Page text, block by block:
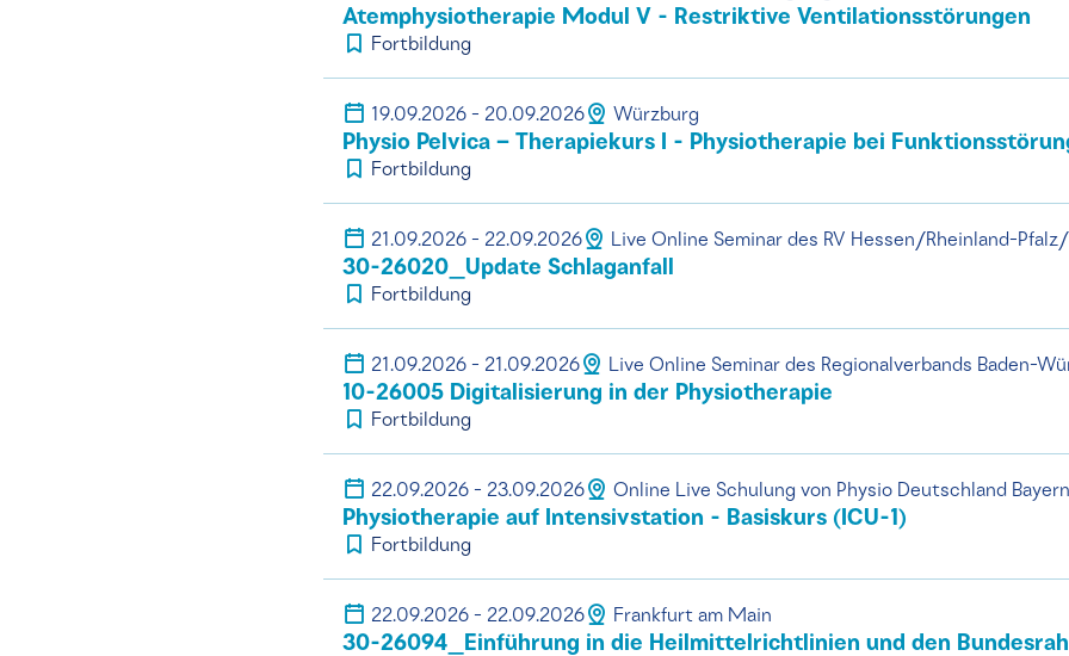
Atemphysiotherapie Modul V - Restriktive Ventilationsstörungen
Fortbildung
19.09.2026 - 20.09.2026 Würzburg
Physio Pelvica – Therapiekurs I - Physiotherapie bei
Fortbildung
21.09.2026 - 22.09.2026 Live Online Seminar des RV Hessen/Rheinland-
30-26020_Update Schlaganfall
Fortbildung
21.09.2026 - 21.09.2026 Live Online Seminar des Regionalverbands Baden-
10-26005 Digitalisierung in der Physiotherapie
Fortbildung
22.09.2026 - 23.09.2026 Online Live Schulung von Physio Deutschland Bayern
Physiotherapie auf Intensivstation - Basiskurs (ICU-1)
Fortbildung
22.09.2026 - 22.09.2026 Frankfurt am Main
30-26094_Einführung in die Heilmittelrichtlinien und den